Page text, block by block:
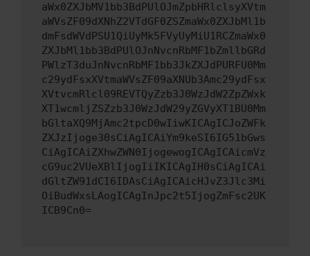
aWx0ZXJbMV1bb3BdPUlOJmZpbHRlclsyXVtm
aWVsZF09dXNhZ2VTdGF0ZSZmaWx0ZXJbMl1b
dmFsdWVdPSU1QiUyMk5FVyUyMiU1RCZmaWx0
ZXJbMl1bb3BdPUlOJnNvcnRbMF1bZmllbGRd
PWlzT3duJnNvcnRbMF1bb3JkZXJdPURFU0Mm
c29ydFsxXVtmaWVsZF09aXNUb3Amc29ydFsx
XVtvcmRlcl09REVTQyZzb3J0WzJdW2ZpZWxk
XT1wcmljZSZzb3J0WzJdW29yZGVyXT1BU0Mm
bGltaXQ9MjAmc2tpcD0wIiwKICAgICJoZWFk
ZXJzIjoge30sCiAgICAiYm9keSI6IG51bGws
CiAgICAiZXhwZWN0IjogewogICAgICAicmVz
cG9uc2VUeXBlIjogIiIKICAgIH0sCiAgICAi
dGltZW91dCI6IDAsCiAgICAicHJvZ3Jlc3Mi
OiBudWxsLAogICAgInJpc2t5IjogZmFsc2UK
ICB9Cn0=